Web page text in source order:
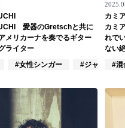
愛器のGretschと共に
メリカーナを奏でるギター
ライター
#女性シンガー #ジャズ/クラ
カミ
カミ
れで
ない
#混